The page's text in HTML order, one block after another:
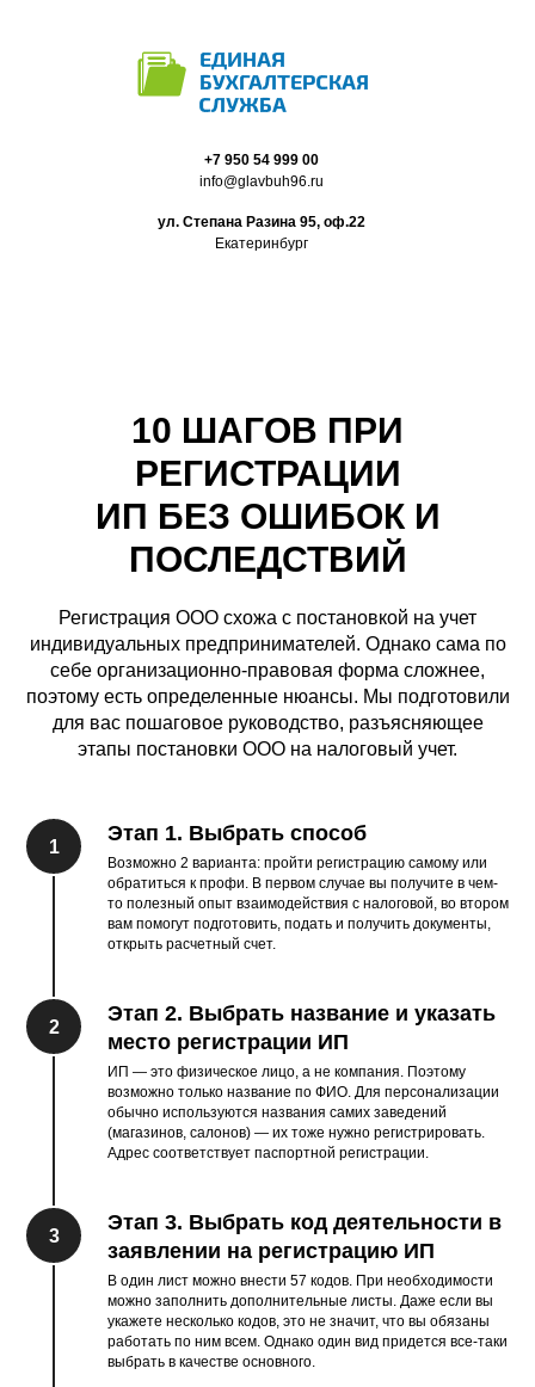
+7 950 54 999 00
info@glavbuh96.ru
ул. Степана Разина 95, оф.22
Екатеринбург
10 ШАГОВ ПРИ
РЕГИСТРАЦИИ
ИП БЕЗ ОШИБОК И
ПОСЛЕДСТВИЙ
Регистрация ООО схожа с постановкой на учет
индивидуальных предпринимателей. Однако сама по
себе организационно-правовая форма сложнее,
поэтому есть определенные нюансы. Мы подготовили
для вас пошаговое руководство, разъясняющее
этапы постановки ООО на налоговый учет.
1
Этап 1. Выбрать способ
Возможно 2 варианта: пройти регистрацию самому или
обратиться к профи. В первом случае вы получите в чем-
то полезный опыт взаимодействия с налоговой, во втором
вам помогут подготовить, подать и получить документы,
открыть расчетный счет.
2
Этап 2. Выбрать название и указать
место регистрации ИП
ИП — это физическое лицо, а не компания. Поэтому
возможно только название по ФИО. Для персонализации
обычно используются названия самих заведений
(магазинов, салонов) — их тоже нужно регистрировать.
Адрес соответствует паспортной регистрации.
3
Этап 3. Выбрать код деятельности в
заявлении на регистрацию ИП
В один лист можно внести 57 кодов. При необходимости
можно заполнить дополнительные листы. Даже если вы
укажете несколько кодов, это не значит, что вы обязаны
работать по ним всем. Однако один вид придется все-таки
выбрать в качестве основного.